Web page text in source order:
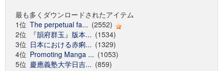
最も多くダウンロードされたアイテム
1位 The perpetual fa... (2552)
2位
『韻府群玉』版本... (1534)
3位 日本における赤痢... (1329)
4位 Promoting Manga ... (1053)
5位 慶應義塾大学日吉... (859)